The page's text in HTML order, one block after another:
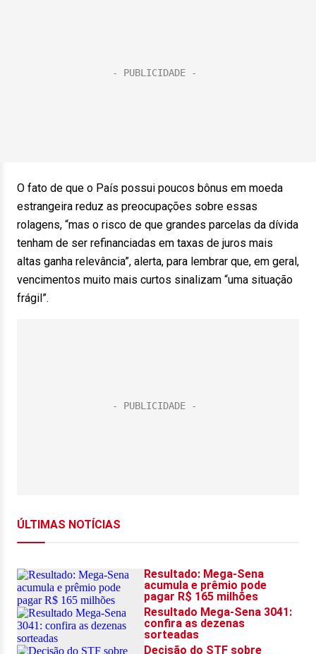
O fato de que o País possui poucos bônus em moeda
estrangeira reduz as preocupações sobre essas
rolagens, “mas o risco de que grandes parcelas da dívida
tenham de ser refinanciadas em taxas de juros mais
altas ganha relevância”, alerta, para lembrar que, em geral,
vencimentos muito mais curtos sinalizam “uma situação
frágil”.